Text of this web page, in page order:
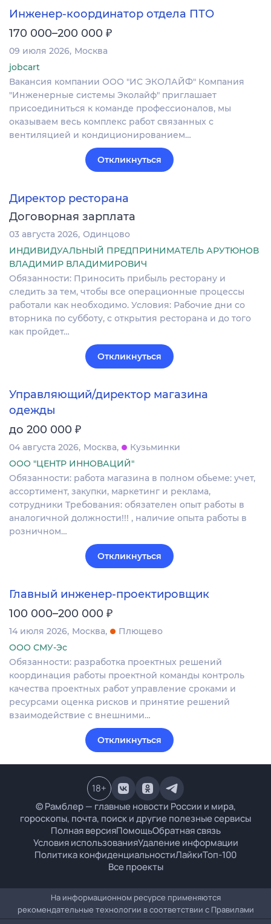
Инженер-координатор отдела ПТО
170 000–200 000 ₽
09 июля 2026 Москва
jobcart
Вакансия компании ООО "ИС ЭКОЛАЙФ" Компания
"Инженерные системы Эколайф" приглашает
присоединиться к команде профессионалов, мы
оказываем весь комплекс работ связанных с
вентиляцией и кондиционированием…
Откликнуться
Директор ресторана
Договорная зарплата
03 августа 2026 Одинцово
ИНДИВИДУАЛЬНЫЙ ПРЕДПРИНИМАТЕЛЬ АРУТЮНОВ
ВЛАДИМИР ВЛАДИМИРОВИЧ
Обязанности: Приносить прибыль ресторану и
следить за тем, чтобы все операционные процессы
работали как необходимо. Условия: Рабочие дни со
вторника по субботу, с открытия ресторана и до того
как пройдет…
Откликнуться
Управляющий/директор магазина
одежды
до 200 000 ₽
04 августа 2026 Москва
Кузьминки
ООО "ЦЕНТР ИННОВАЦИЙ"
Обязанности: работа магазина в полном обьеме: учет,
ассортимент, закупки, маркетинг и реклама,
сотрудники Требования: обязателен опыт работы в
аналогичной должности!!! , наличие опыта работы в
розничном…
Откликнуться
Главный инженер-проектировщик
100 000–200 000 ₽
14 июля 2026 Москва
Плющево
ООО СМУ-Эс
Обязанности: разработка проектных решений
координация работы проектной команды контроль
качества проектных работ управление сроками и
ресурсами оценка рисков и принятие решений
взаимодействие с внешними…
Откликнуться
© Рамблер — главные новости России и мира,
гороскопы, почта, поиск и другие полезные сервисы
Полная версияПомощьОбратная связь
Условия использованияУдаление информации
Политика конфиденциальностиЛайкиТоп-100
Все проекты
18+
На информационном ресурсе применяются
рекомендательные технологии в соответствии с Правилами